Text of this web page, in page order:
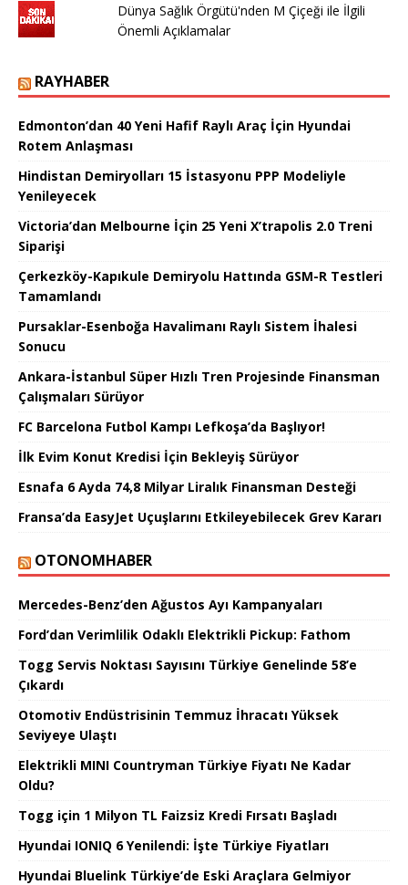
Dünya Sağlık Örgütü'nden M Çiçeği ile İlgili
Önemli Açıklamalar
RAYHABER
Edmonton’dan 40 Yeni Hafif Raylı Araç İçin Hyundai
Rotem Anlaşması
Hindistan Demiryolları 15 İstasyonu PPP Modeliyle
Yenileyecek
Victoria’dan Melbourne İçin 25 Yeni X’trapolis 2.0 Treni
Siparişi
Çerkezköy-Kapıkule Demiryolu Hattında GSM-R Testleri
Tamamlandı
Pursaklar-Esenboğa Havalimanı Raylı Sistem İhalesi
Sonucu
Ankara-İstanbul Süper Hızlı Tren Projesinde Finansman
Çalışmaları Sürüyor
FC Barcelona Futbol Kampı Lefkoşa’da Başlıyor!
İlk Evim Konut Kredisi İçin Bekleyiş Sürüyor
Esnafa 6 Ayda 74,8 Milyar Liralık Finansman Desteği
Fransa’da EasyJet Uçuşlarını Etkileyebilecek Grev Kararı
OTONOMHABER
Mercedes-Benz’den Ağustos Ayı Kampanyaları
Ford’dan Verimlilik Odaklı Elektrikli Pickup: Fathom
Togg Servis Noktası Sayısını Türkiye Genelinde 58’e
Çıkardı
Otomotiv Endüstrisinin Temmuz İhracatı Yüksek
Seviyeye Ulaştı
Elektrikli MINI Countryman Türkiye Fiyatı Ne Kadar
Oldu?
Togg için 1 Milyon TL Faizsiz Kredi Fırsatı Başladı
Hyundai IONIQ 6 Yenilendi: İşte Türkiye Fiyatları
Hyundai Bluelink Türkiye’de Eski Araçlara Gelmiyor